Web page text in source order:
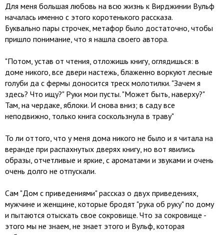
Для меня большая любовь на всю жизнь к Вирджинии Вульф
началась именно с этого коротенького рассказа.
Буквально пары строчек, метафор было достаточно, чтобы
пришло понимание, что я нашла своего автора.
"Потом, устав от чтения, отложишь книгу, оглядишься: в
доме никого, все двери настежь, блаженно воркуют лесные
голуби да с фермы доносится треск молотилки. "Зачем я
здесь? Что ищу?" Руки мои пусты. "Может быть, наверху?"
Там, на чердаке, яблоки. И снова вниз; в саду все
неподвижно, только книга соскользнула в траву"
То ли оттого, что у меня дома никого не было и я читала на
веранде при распахнутых дверях книгу, но вот явились
образы, отчетливые и яркие, с ароматами и звуками и очень
очень долго не отпускали.
Сам "Дом с приведениями" рассказ о двух приведениях,
мужчине и женщине, которые бродят "рука об руку" по дому
и пытаются отыскать свое сокровище. Что за сокровище -
этого мы не знаем, не знает этого и Вульф, которая